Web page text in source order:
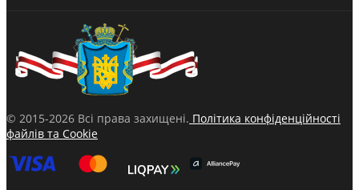
© 2015-2026 Всі права захищені. Політика конфіденційності
файлів та Cookie